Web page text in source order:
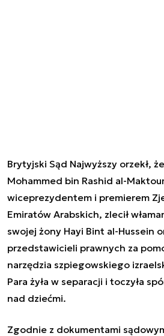
Brytyjski Sąd Najwyższy orzekł,
Mohammed bin Rashid al-
wiceprezydentem i premierem
Emiratów Arabskich, zlecił
swojej żony Hayi Bint al-Hussein
przedstawicieli prawnych za
narzędzia szpiegowskiego
Para żyła w separacji i toczyła
nad dziećmi.
Zgodnie z dokumentami